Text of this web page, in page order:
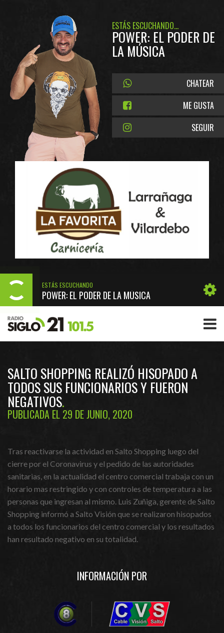
ESTÁS ESCUCHANDO...
POWER: EL PODER DE
LA MÚSICA
CHATEAR
ME GUSTA
SEGUIR
ESTÁS ESCUCHANDO
POWER: EL PODER DE LA MÚSICA
SALTO SHOPPING REALIZÓ HISOPADO A
TODOS SUS FUNCIONARIOS Y FUERON
NEGATIVOS
PUBLICADA EL 29 DE JUNIO, 2020
Tras reactivarse la actividad en Salto Shopping luego del
cierre por el Coronavirus y el pedido de las autoridades
sanitarias, en la actualidad el centro comercial trabaja con un
horario mas restringido y con controles de temperatura a las
personas que ingresan al mismo. Luis Zuñiga, gerente de Salto
Shopping informó a Salto Visión que se realizaron hisopados
a todos los funcionarios del centro comercial y los resultados
han resultado negativo en su totalidad.
INFORMACIÓN POR